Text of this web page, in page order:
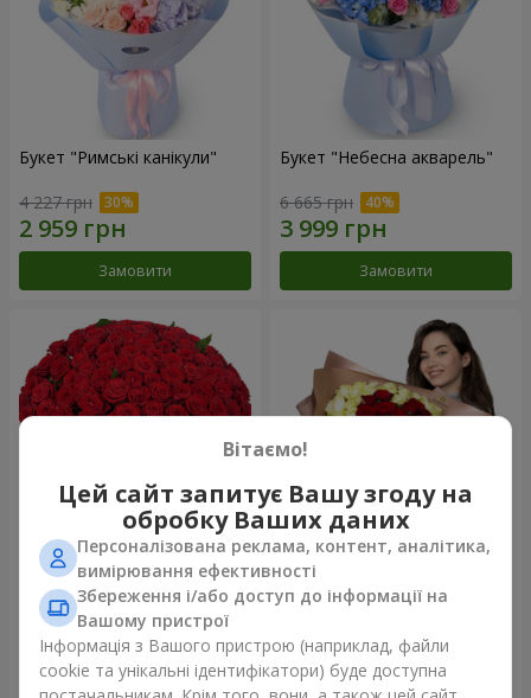
Букет "Римські канікули"
4 227 грн
Замовити
Букет "Небесна акварель"
6 665 грн
Замовити
101 червона троянда
11 380 грн
Замовити
Букет "Серце - серцю"
Замовити
Вітаємо!
Цей сайт запитує Вашу згоду на
обробку Ваших даних
Персоналізована реклама, контент, аналітика,
вимірювання ефективності
Збереження і/або доступ до інформації на
Вашому пристрої
Інформація з Вашого пристрою (наприклад, файли
cookie та унікальні ідентифікатори) буде доступна